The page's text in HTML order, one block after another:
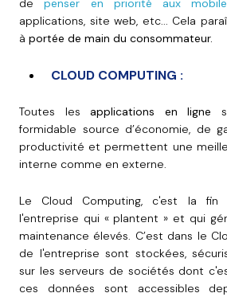
de penser en priorité aux
applications, site web, etc... Cela
à portée de main du consommateur.
CLOUD COMPUTING :
Toutes les applications en ligne
formidable source d’économie, de
productivité et permettent une
interne comme en externe.
Le Cloud Computing, c'est la fin
l'entreprise qui « plantent » et qui
maintenance élevés. C’est dans le
de l'entreprise sont stockées,
sur les serveurs de sociétés dont
ces données sont accessibles